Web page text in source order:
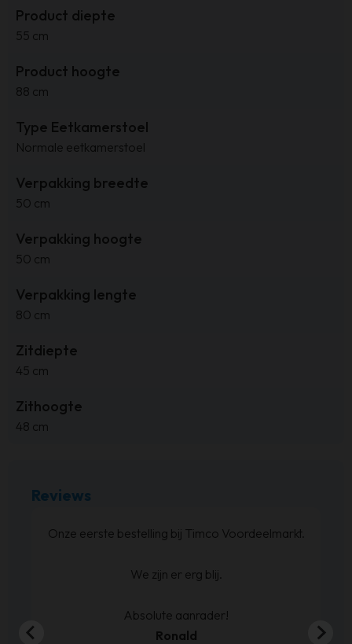
Product diepte
55 cm
Product hoogte
88 cm
Type Eetkamerstoel
Normale eetkamerstoel
Verpakking breedte
50 cm
Verpakking hoogte
50 cm
Verpakking lengte
80 cm
Zitdiepte
45 cm
Zithoogte
48 cm
Reviews
Onze eerste bestelling bij Timco Voordeelmarkt.
We zijn er erg blij.
Absolute aanrader!
Ronald